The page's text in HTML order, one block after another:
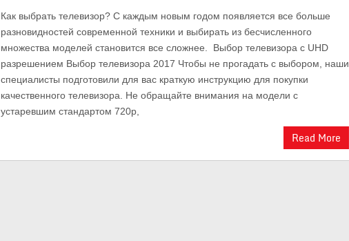
Как выбрать телевизор? С каждым новым годом появляется все больше
разновидностей современной техники и выбирать из бесчисленного
множества моделей становится все сложнее. Выбор телевизора с UHD
разрешением Выбор телевизора 2017 Чтобы не прогадать с выбором, наши
специалисты подготовили для вас краткую инструкцию для покупки
качественного телевизора. Не обращайте внимания на модели с
устаревшим стандартом 720p,
Read More